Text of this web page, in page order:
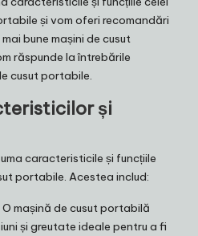
și vom oferi recomandări
bune mașini de cusut
răspunde la întrebările
cusut portabile.
și
caracteristicile și funcțiile
portabile. Acestea includ:
O mașină de cusut portabilă
și greutate ideale pentru a fi